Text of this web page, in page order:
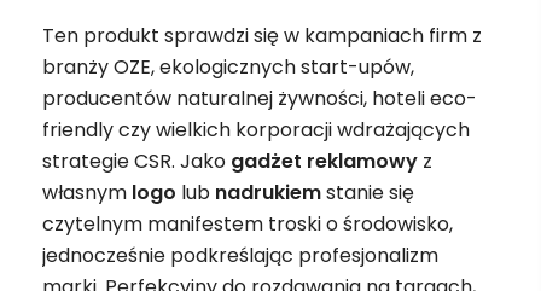
Ten produkt sprawdzi się w kampaniach firm z
branży OZE, ekologicznych start-upów,
producentów naturalnej żywności, hoteli eco-
friendly czy wielkich korporacji wdrażających
strategie CSR. Jako gadżet reklamowy z
własnym logo lub nadrukiemstanie się
czytelnym manifestem troski o środowisko,
jednocześnie podkreślając profesjonalizm